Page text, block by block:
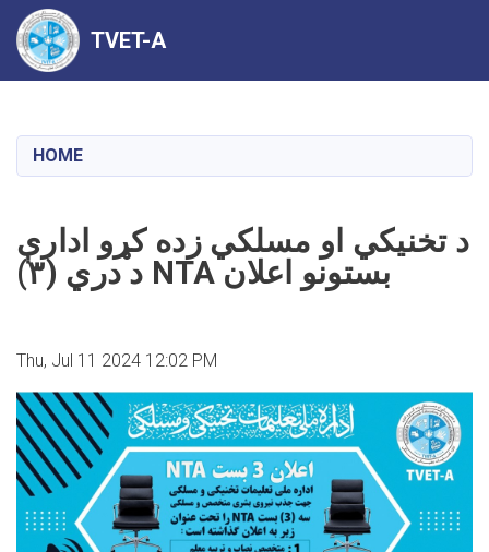
content
TVET-A
HOME
د تخنيکي او مسلکي زده کړو ادارې
د دري (۳) NTA بستونو اعلان
Thu, Jul 11 2024 12:02 PM